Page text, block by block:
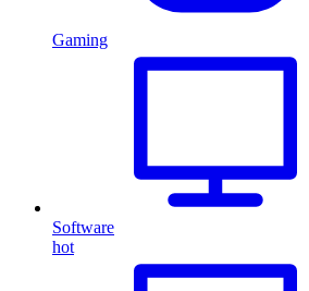
Gaming
Software
hot